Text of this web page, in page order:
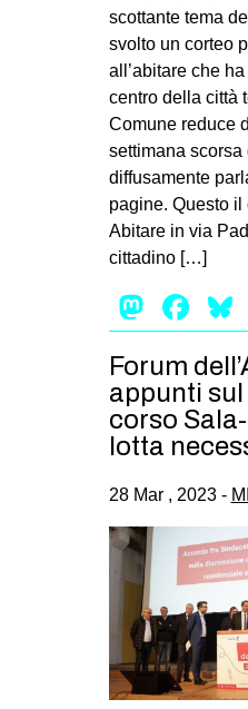
scottante tema
svolto un corteo
all’abitare che
centro della città
Comune reduce
settimana
diffusamente
pagine. Questo il
Abitare in via
cittadino […]
Forum
appunti
corso
lotta
28 Mar , 2023 -